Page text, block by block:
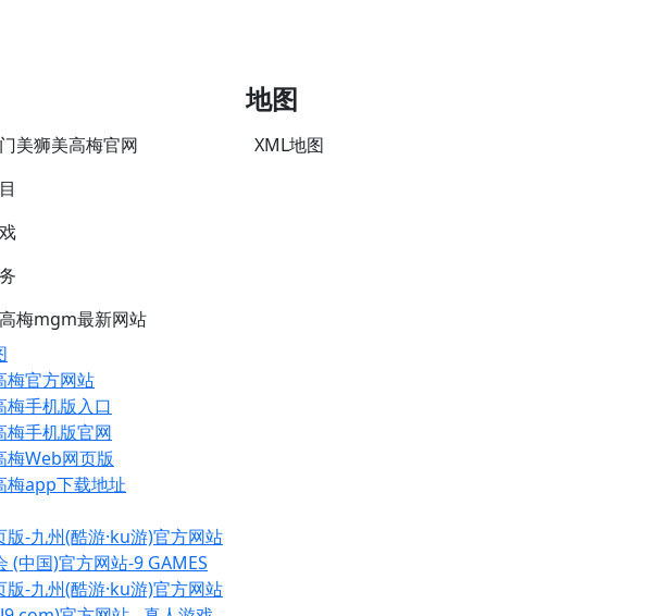
美狮美高梅官网
梅mgm最新网站
梅官方网站
梅手机版入口
梅手机版官网
梅Web网页版
梅app下载地址
版-九州(酷游·ku游)官方网站
(中国)官方网站-9 GAMES
版-九州(酷游·ku游)官方网站
地图
XML地图